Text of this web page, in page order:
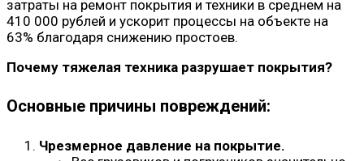
затраты на ремонт покрытия и техники в среднем на
410 000 рублей и ускорит процессы на объекте на
63% благодаря снижению простоев.
Почему тяжелая техника разрушает покрытия?
Основные причины повреждений:
Чрезмерное давление на покрытие.